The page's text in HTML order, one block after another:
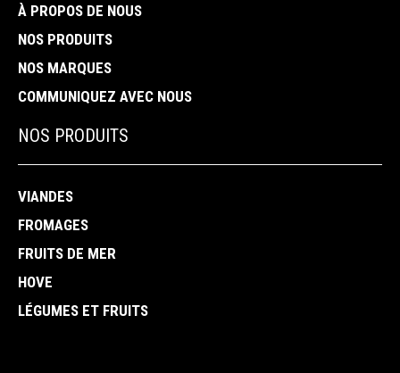
À PROPOS DE NOUS
NOS PRODUITS
NOS MARQUES
COMMUNIQUEZ AVEC NOUS
NOS PRODUITS
VIANDES
FROMAGES
FRUITS DE MER
HOVE
LÉGUMES ET FRUITS